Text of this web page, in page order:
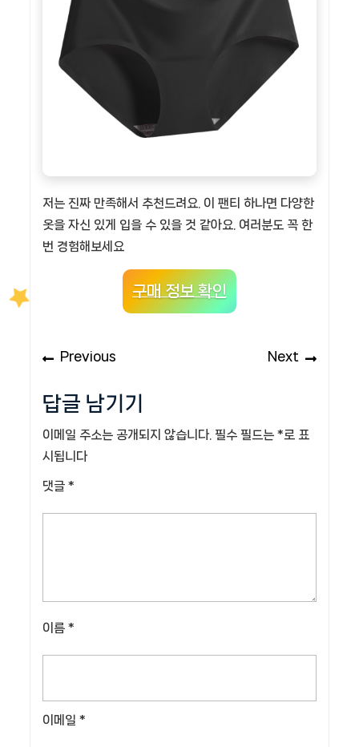
저는 진짜 만족해서 추천드려요. 이 팬티 하나면 다양한
옷을 자신 있게 입을 수 있을 것 같아요. 여러분도 꼭 한
번 경험해보세요
구매 정보 확인
탐
색
Previous Next
답글 남기기
이메일 주소는 공개되지 않습니다. 필수 필드는 *로 표
시됩니다
댓글 *
이름 *
이메일 *